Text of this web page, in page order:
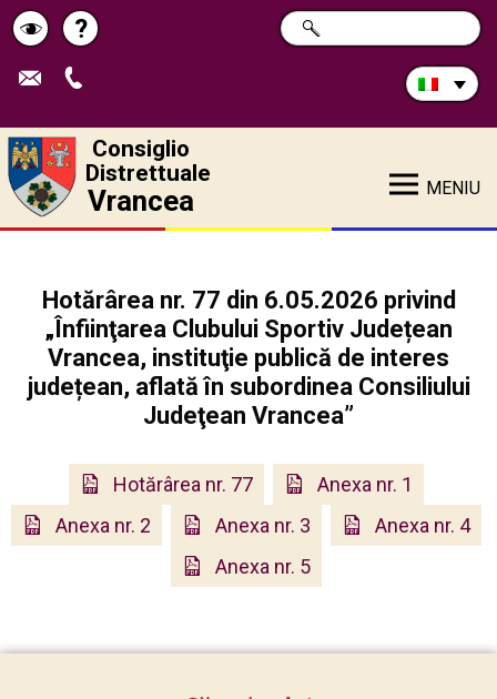
Schimbă
contrastul
Pagina
de
?
Cerca
nel
RICERCA
Consiglio
Distrettuale
Vrancea MENIU
Hotărârea nr. 77 din 6.05.2026 privind
„Înfiinţarea Clubului Sportiv Județean
Vrancea, instituţie publică de interes
județean, aflată în subordinea Consiliului
Judeţean Vrancea”
Hotărârea nr. 77
Anexa nr. 1
Anexa nr. 2
Anexa nr. 3
Anexa nr. 4
Anexa nr. 5